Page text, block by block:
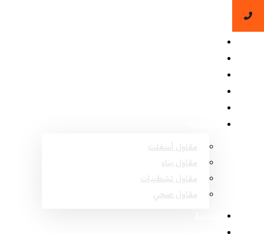
مقاول أسفلت
مقاول بناء
مقاول تشطيبات
مقاول صحي